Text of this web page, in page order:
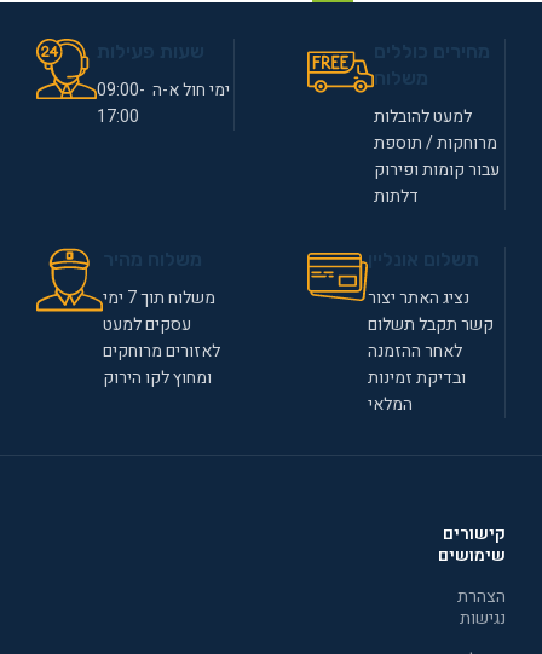
למעט להובלות
מרוחקות / תוספת
עבור קומות ופירוק
דלתות
ימי חול א-ה 09:00-
17:00
נציג האתר יצור
קשר תקבל תשלום
לאחר ההזמנה
ובדיקת זמינות
המלאי
משלוח תוך 7 ימי
עסקים למעט
לאזורים מרוחקים
ומחוץ לקו הירוק
קישורים
שימושים
הצהרת
נגישות